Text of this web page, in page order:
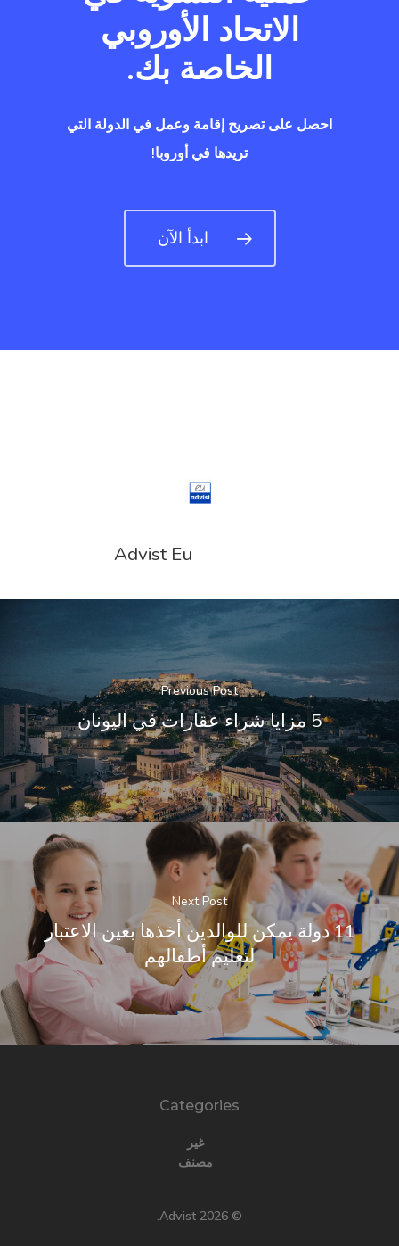
الاتحاد الأوروبي
الخاصة بك.
احصل على تصريح إقامة وعمل في الدولة التي
تريدها في أوروبا!
ابدأ الآن
Advist Eu
Previous Post
5 مزايا شراء عقارات في اليونان
Next Post
11 دولة يمكن للوالدين أخذها بعين الاعتبار
لتعليم أطفالهم
Categories
غير
مصنف
© 2026 Advist.